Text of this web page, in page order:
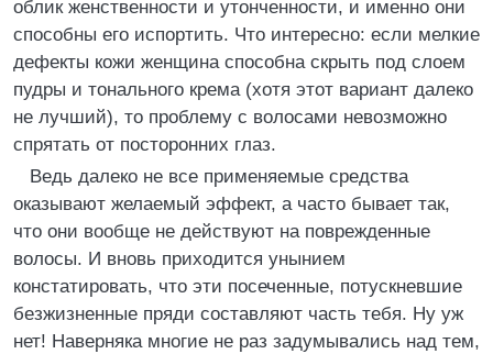
облик женственности и утонченности, и именно они
способны его испортить. Что интересно: если мелкие
дефекты кожи женщина способна скрыть под слоем
пудры и тонального крема (хотя этот вариант далеко
не лучший), то проблему с волосами невозможно
спрятать от посторонних глаз.
Ведь далеко не все применяемые средства
оказывают желаемый эффект, а часто бывает так,
что они вообще не действуют на поврежденные
волосы. И вновь приходится унынием
констатировать, что эти посеченные, потускневшие
безжизненные пряди составляют часть тебя. Ну уж
нет! Наверняка многие не раз задумывались над тем,